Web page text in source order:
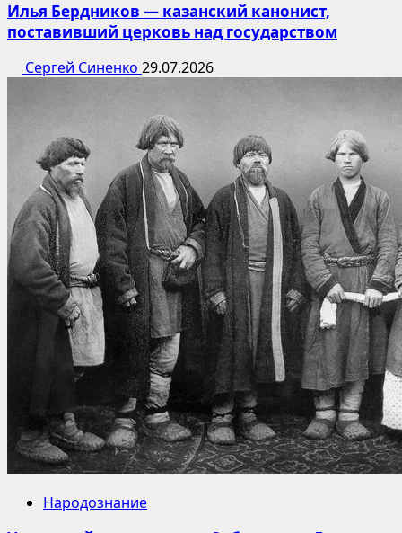
Илья Бердников — казанский канонист,
поставивший церковь над государством
Сергей Синенко 29.07.2026
Народознание